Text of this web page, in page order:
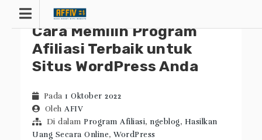
Lewati
ke
kontenCara Memilih Program
Afiliasi Terbaik untuk
Situs WordPress Anda
Pada 1 Oktober 2022
Oleh AFIV
Di dalam Program Afiliasi, ngeblog, Hasilkan
Uang Secara Online, WordPress